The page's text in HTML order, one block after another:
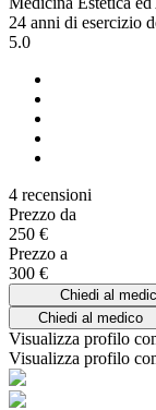
24 anni di esercizio
5.0
4 recensioni
Prezzo da
250 €
Prezzo a
300 €
Chiedi al
Chiedi al medico
Visualizza profilo
Visualizza profilo